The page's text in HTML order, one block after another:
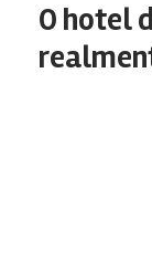
O hotel